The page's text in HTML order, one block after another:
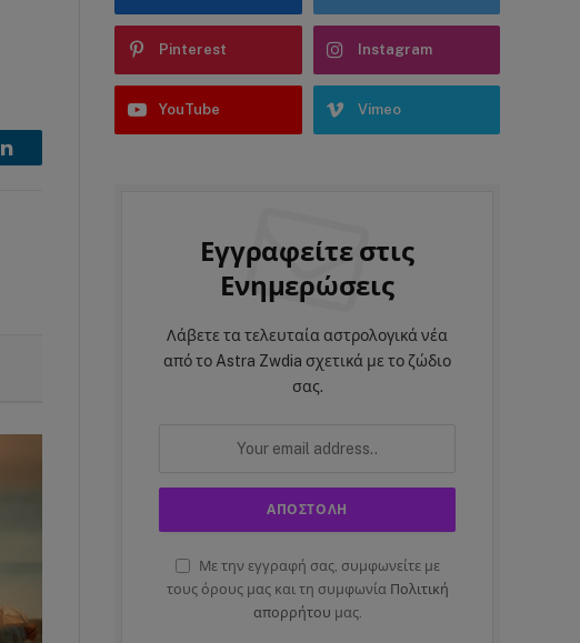
LinkedIn
Pinterest Instagram
YouTube Vimeo
Εγγραφείτε στις
Ενημερώσεις
Λάβετε τα τελευταία αστρολογικά νέα
από το Astra Zwdia σχετικά με το ζώδιο
σας.
Με την εγγραφή σας, συμφωνείτε με
τους όρους μας και τη συμφωνία Πολιτική
απορρήτου μας.